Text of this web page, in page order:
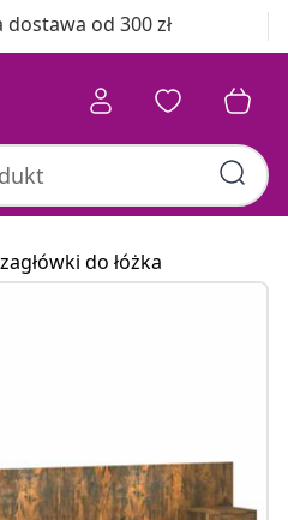
Darmowa dostawa od 300 zł
do łóżka